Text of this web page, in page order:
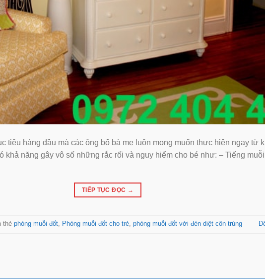
tiêu hàng đầu mà các ông bố bà mẹ luôn mong muốn thực hiện ngay từ
khả năng gây vô số những rắc rối và nguy hiểm cho bé như: – Tiếng
TIẾP TỤC ĐỌC →
thẻ phòng muỗi đốt, Phòng muỗi đốt cho trẻ, phòng muỗi đốt với đèn diệt côn trùng